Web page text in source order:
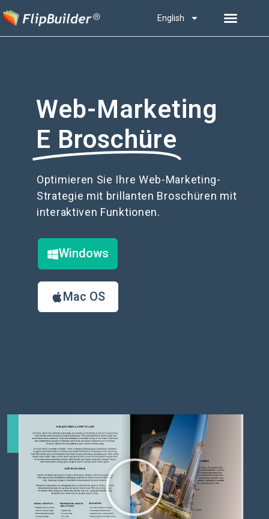
English
Web-Marketing
E Broschüre
Optimieren Sie Ihre Web-Marketing-
Strategie mit brillanten Broschüren mit
interaktiven Funktionen.
Windows
Mac OS